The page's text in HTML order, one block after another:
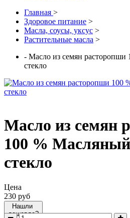
Главная >
Здоровое питание >
Масла, соусы, уксус >
Растительные масла >
- Масло из семян расторопши
стекло
Масло из семян
100 %
стекло
Цена
230 руб
Нашли
дешевле?